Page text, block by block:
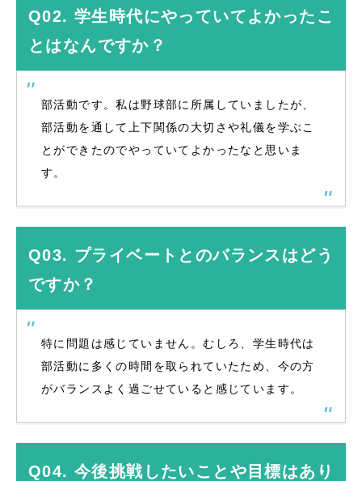
Q02. 学生時代にやっていてよかったこ
とはなんですか？
部活動です。私は野球部に所属していましたが、
部活動を通して上下関係の大切さや礼儀を学ぶこ
とができたのでやっていてよかったなと思いま
す。
Q03. プライベートとのバランスはどう
ですか？
特に問題は感じていません。むしろ、学生時代は
部活動に多くの時間を取られていたため、今の方
がバランスよく過ごせていると感じています。
Q04. 今後挑戦したいことや目標はあり